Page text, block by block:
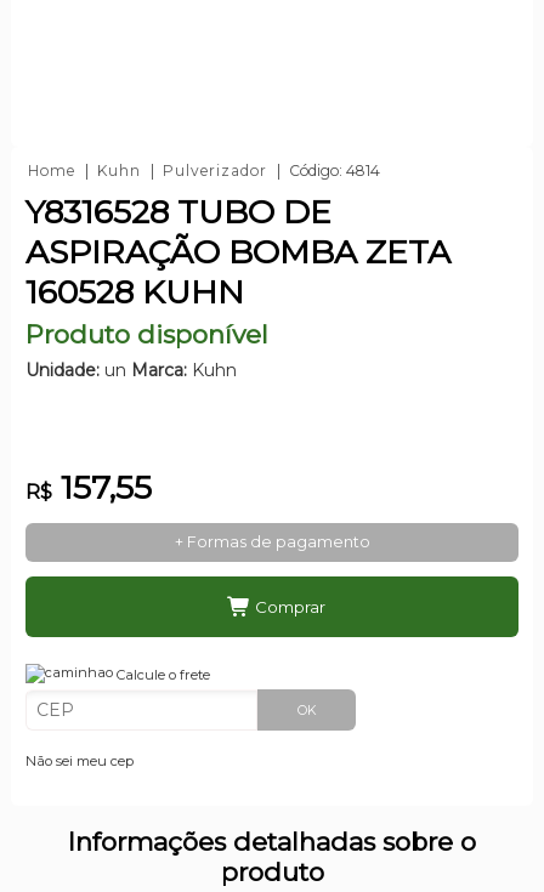
Home Kuhn Pulverizador Código: 4814
Y8316528 TUBO DE
ASPIRAÇÃO BOMBA ZETA
160528 KUHN
Produto disponível
Unidade:un Marca:Kuhn
R$157,55
+ Formas de pagamento
Comprar
Calcule o frete
OK
Não sei meu cep
Informações detalhadas sobre o
produto